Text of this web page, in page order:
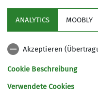
Mitfahrzentrale für
Wie jeder weiß, ist die
größte
ANALYTICS MOOBLY
Akzeptieren
Cookie Beschreibung
Verwendete Cookies